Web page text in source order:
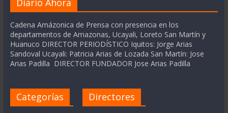
Diario Ahora
Cadena Amázonica de Prensa con presencia en los
departamentos de Amazonas, Ucayali, Loreto San Martín y
Huanuco DIRECTOR PERIODÍSTICO Iquitos: Jorge Arias
Sandoval Ucayali: Patricia Arias de Lozada San Martín: Jose
Arias Padilla DIRECTOR FUNDADOR Jose Arias Padilla
Categorías Directores